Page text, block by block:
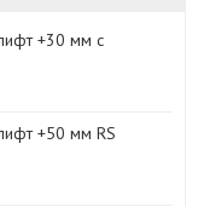
+30 мм с
+50 мм RS